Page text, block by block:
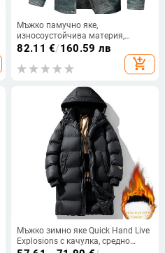
Мъжко памучно яке,
износоустойчива материя,
спортен стил, свободна кройка,
82.11 €/160.59 лв
add_shopping_cart
Мъжко зимно яке Quick Hand Live
Explosions с качулка, средно